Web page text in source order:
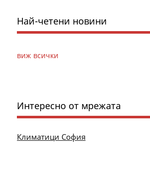
Най-четени новини
виж всички
Интересно от мрежата
Климатици София